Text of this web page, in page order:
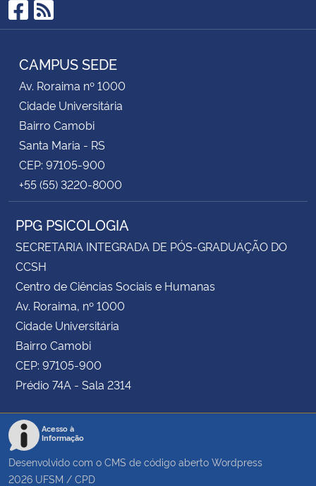
Facebook
RSS
CAMPUS SEDE
Av. Roraima nº 1000
Cidade Universitária
Bairro Camobi
Santa Maria - RS
CEP: 97105-900
+55 (55) 3220-8000
PPG PSICOLOGIA
SECRETARIA INTEGRADA DE PÓS-GRADUAÇÃO DO
CCSH
Centro de Ciências Sociais e Humanas
Av. Roraima, nº 1000
Cidade Universitária
Bairro Camobi
CEP: 97105-900
Prédio 74A - Sala 2314
Acesso à
Informação
Desenvolvido com o CMS de código aberto Wordpress
2026 UFSM / CPD